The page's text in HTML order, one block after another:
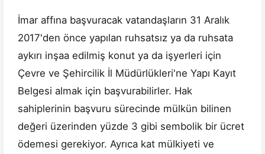
İmar affına başvuracak vatandaşların 31 Aralık
2017'den önce yapılan ruhsatsız ya da ruhsata
aykırı inşaa edilmiş konut ya da işyerleri için
Çevre ve Şehircilik İl Müdürlükleri'ne Yapı Kayıt
Belgesi almak için başvurabilirler. Hak
sahiplerinin başvuru sürecinde mülkün bilinen
değeri üzerinden yüzde 3 gibi sembolik bir ücret
ödemesi gerekiyor. Ayrıca kat mülkiyeti ve